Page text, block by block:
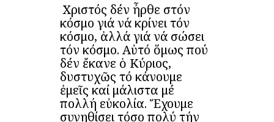
Ὁ Χριστός δέν ἦρθε στόν
κόσμο γιά νά κρίνει τόν
κόσμο, ἀλλά γιά νά σώσει
τόν κόσμο. Αὐτό ὅμως πού
δέν ἔκανε ὁ Κύριος,
δυστυχῶς τό κάνουμε
ἐμεῖς καί μάλιστα μέ
πολλή εὐκολία. Ἔχουμε
συνηθίσει τόσο πολύ τήν